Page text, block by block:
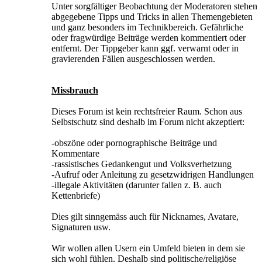
Unter sorgfältiger Beobachtung der Moderatoren stehen
abgegebene Tipps und Tricks in allen Themengebieten
und ganz besonders im Technikbereich. Gefährliche
oder fragwürdige Beiträge werden kommentiert oder
entfernt. Der Tippgeber kann ggf. verwarnt oder in
gravierenden Fällen ausgeschlossen werden.
Missbrauch
Dieses Forum ist kein rechtsfreier Raum. Schon aus
Selbstschutz sind deshalb im Forum nicht akzeptiert:
-obszöne oder pornographische Beiträge und
Kommentare
-rassistisches Gedankengut und Volksverhetzung
-Aufruf oder Anleitung zu gesetzwidrigen Handlungen
-illegale Aktivitäten (darunter fallen z. B. auch
Kettenbriefe)
Dies gilt sinngemäss auch für Nicknames, Avatare,
Signaturen usw.
Wir wollen allen Usern ein Umfeld bieten in dem sie
sich wohl fühlen. Deshalb sind politische/religiöse